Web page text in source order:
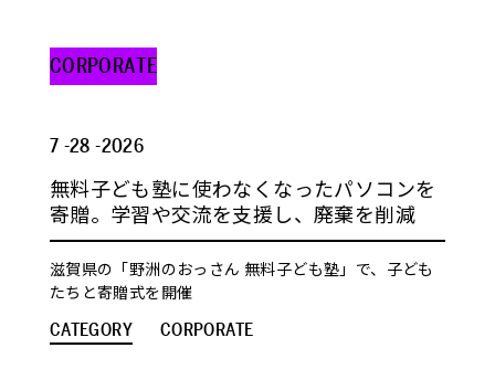
CORPORATE
7 -28 -2026
無料子ども塾に使わなくなったパソコンを
寄贈。学習や交流を支援し、廃棄を削減
滋賀県の「野洲のおっさん 無料子ども塾」で、子ども
たちと寄贈式を開催
CATEGORY CORPORATE